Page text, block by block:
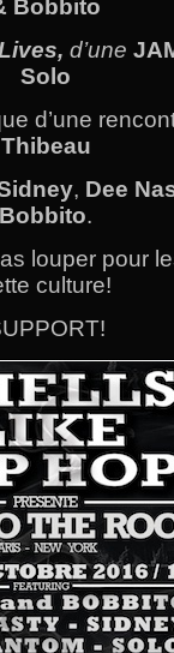
Bobbito
d’une
Solo
d’une
Thibeau
, Dee
Bobbito.
louper pour
culture!